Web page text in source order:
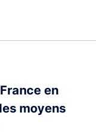
en
moyens